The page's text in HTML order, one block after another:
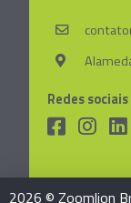
Redes sociais
2026 © Zoomlion